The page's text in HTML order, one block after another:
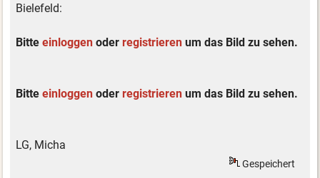
Bielefeld:
Bitteeinloggen oderregistrieren um das Bild zu sehen.
Bitteeinloggen oderregistrieren um das Bild zu sehen.
LG, Micha
Gespeichert